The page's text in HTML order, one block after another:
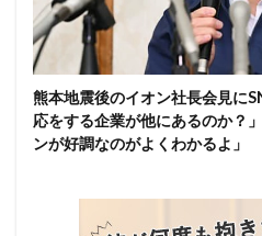
熊本地震後のイオン社長会見に
応をする企業が他にあるのか？
ンが好調なのがよくわかるよ」